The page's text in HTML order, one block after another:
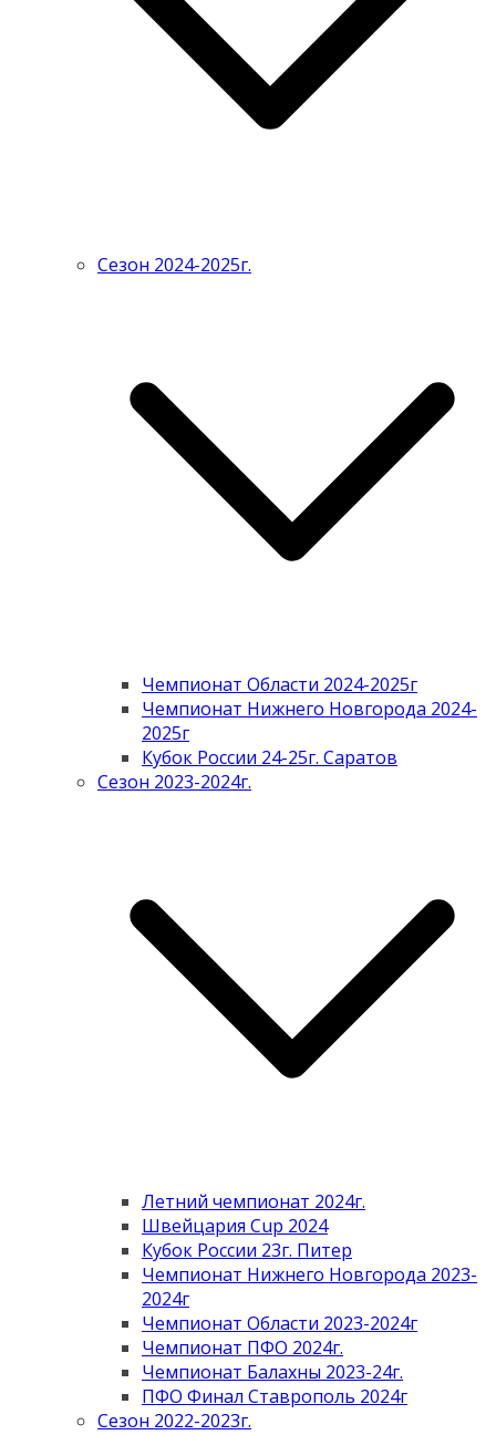
Сезон 2024-2025г.
Чемпионат Области 2024-2025г
Чемпионат Нижнего Новгорода 2024-
2025г
Кубок России 24-25г. Саратов
Сезон 2023-2024г.
Летний чемпионат 2024г.
Швейцария Cup 2024
Кубок России 23г. Питер
Чемпионат Нижнего Новгорода 2023-
2024г
Чемпионат Области 2023-2024г
Чемпионат ПФО 2024г.
Чемпионат Балахны 2023-24г.
ПФО Финал Ставрополь 2024г
Сезон 2022-2023г.